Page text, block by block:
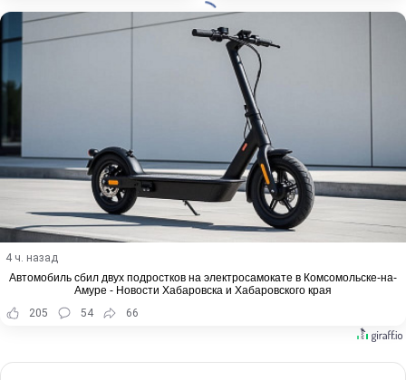
4 ч. назад
Автомобиль сбил двух подростков на электросамокате в Комсомольске-на-
Амуре - Новости Хабаровска и Хабаровского края
205
54 66